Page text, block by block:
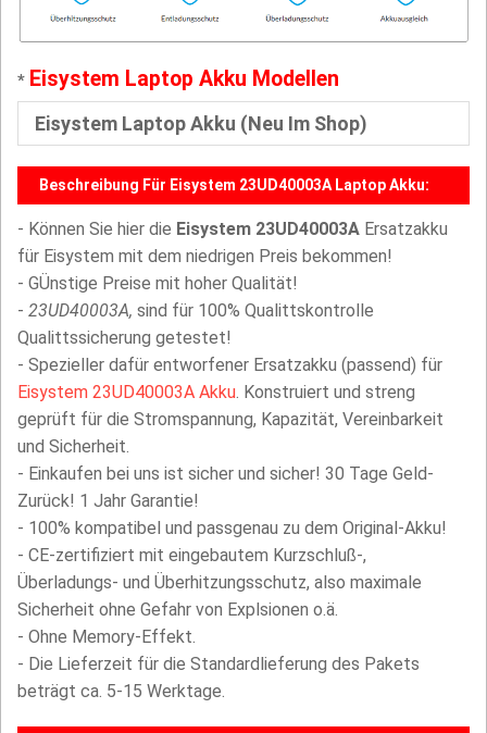
* Eisystem Laptop Akku Modellen
Eisystem Laptop Akku (Neu Im Shop)
Beschreibung Für Eisystem 23UD40003A Laptop Akku:
- Können Sie hier die Eisystem 23UD40003A Ersatzakku
für Eisystem mit dem niedrigen Preis bekommen!
- GÜnstige Preise mit hoher Qualität!
- 23UD40003A, sind für 100% Qualittskontrolle
Qualittssicherung getestet!
- Spezieller dafür entworfener Ersatzakku (passend) für
Eisystem 23UD40003A Akku. Konstruiert und streng
geprüft für die Stromspannung, Kapazität, Vereinbarkeit
und Sicherheit.
- Einkaufen bei uns ist sicher und sicher! 30 Tage Geld-
Zurück! 1 Jahr Garantie!
- 100% kompatibel und passgenau zu dem Original-Akku!
- CE-zertifiziert mit eingebautem Kurzschluß-,
Überladungs- und Überhitzungsschutz, also maximale
Sicherheit ohne Gefahr von Explsionen o.ä.
- Ohne Memory-Effekt.
- Die Lieferzeit für die Standardlieferung des Pakets
beträgt ca. 5-15 Werktage.